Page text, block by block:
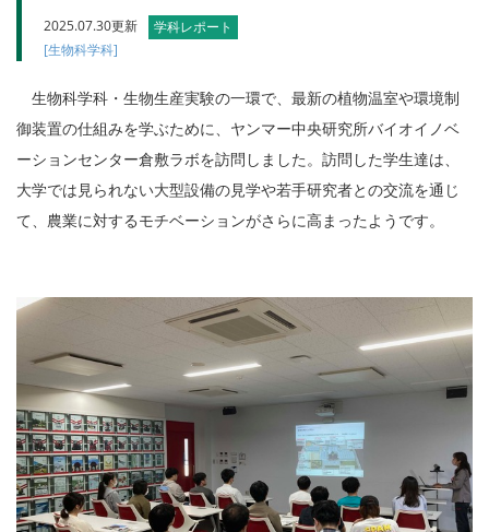
2025.07.30更新
学科レポート
[生物科学科]
生物科学科・生物生産実験の一環で、最新の植物温室や環境制
御装置の仕組みを学ぶために、ヤンマー中央研究所バイオイノベ
ーションセンター倉敷ラボを訪問しました。訪問した学生達は、
大学では見られない大型設備の見学や若手研究者との交流を通じ
て、農業に対するモチベーションがさらに高まったようです。